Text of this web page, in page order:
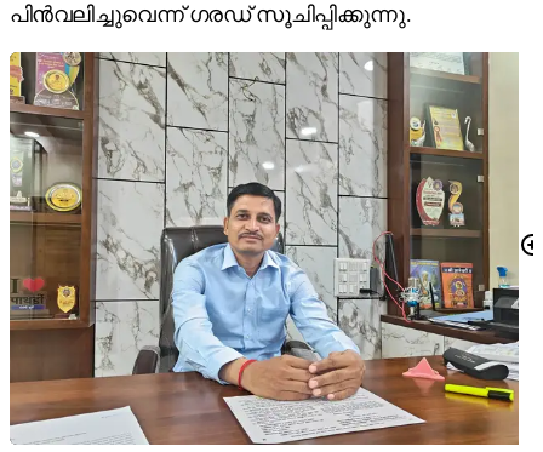
പിൻവലിച്ചുവെന്ന് ഗരഡ് സൂചിപ്പിക്കുന്നു.